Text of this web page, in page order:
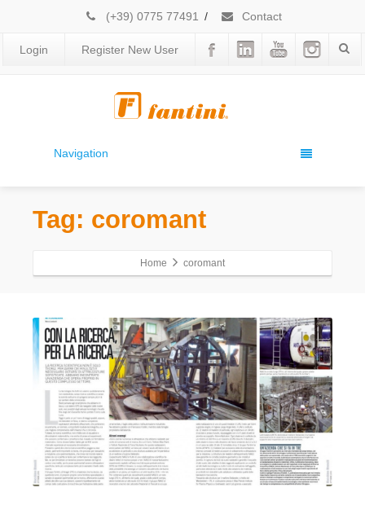
(+39) 0775 77491 / Contact
Login Register New User
Navigation
Tag: coromant
Home coromant